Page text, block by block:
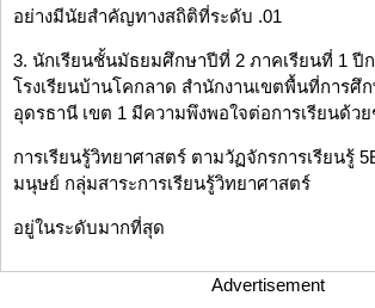
อย่างมีนัยสำคัญทางสถิติที่ระดับ .01
3. นักเรียนชั้นมัธยมศึกษาปีที่ 2 ภาคเรียนที่ 1 ปี
โรงเรียนบ้านโคกลาด สำนักงานเขตพื้นที่การศึ
อุดรธานี เขต 1 มีความพึงพอใจต่อการเรียนด้ว
การเรียนรู้วิทยาศาสตร์ ตามวัฏจักรการเรียนรู้
มนุษย์ กลุ่มสาระการเรียนรู้วิทยาศาสตร์
อยู่ในระดับมากที่สุด
Advertisement